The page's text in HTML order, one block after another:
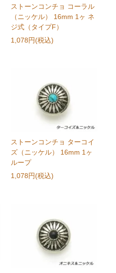
ストーンコンチョ コーラル
（ニッケル） 16mm 1ヶ ネ
ジ式（タイプF）
1,078円(税込)
ストーンコンチョ ターコイ
ズ（ニッケル） 16mm 1ヶ
ループ
1,078円(税込)